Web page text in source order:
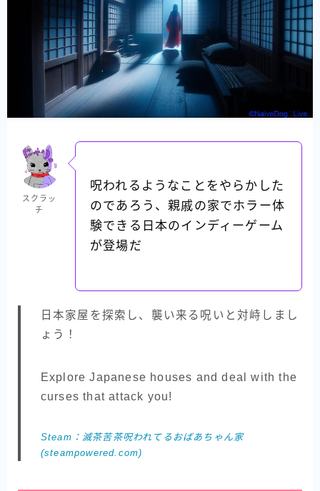
スクラッ
チ
呪われるようなことをやらかした
のであろう、親戚の家でホラー体
験できる日本のインディーゲーム
が登場だ
日本家屋を探索し、襲い来る呪いと対峙しまし
ょう！
Explore Japanese houses and deal with the
curses that attack you!
Steam：滅茶苦茶呪われてるおばあちゃん家
(steampowered.com)